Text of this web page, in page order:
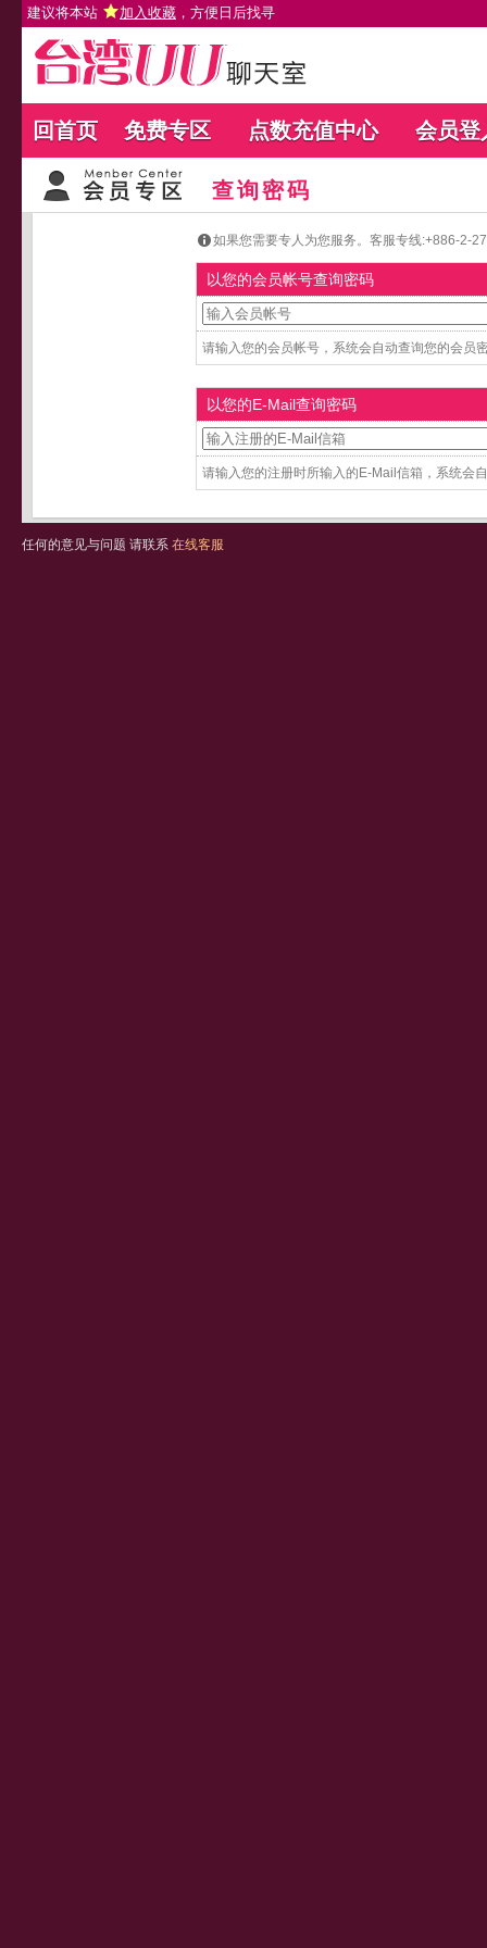
建议将本站 加入收藏 ，方便日后找寻
回首页 免费专区 点数充值中心 会员登
查询密码
如果您需要专人为您服务。客服专线:+886-2-
以您的会员帐号查询密码
请输入您的会员帐号，系统会自动查询您的会员
以您的E-Mail查询密码
请输入您的注册时所输入的E-Mail信箱，系统会
任何的意见与问题 请联系 在线客服